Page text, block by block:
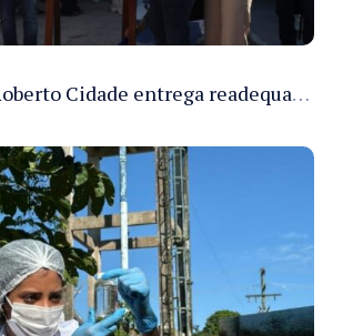
Governador Roberto Cidade entrega readequação do ambulatório da FCecon e amplia capacidade de atendimento oncológico em Manaus